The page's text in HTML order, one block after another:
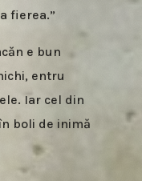
fierea.”
e bun
entru
Iar cel din
boli de inimă